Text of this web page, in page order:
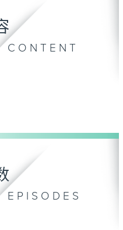
CONTENT
EPISODES